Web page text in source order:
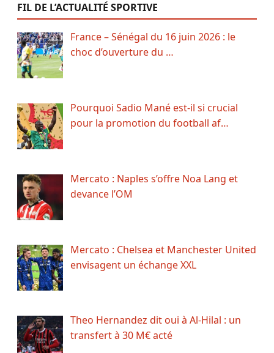
FIL DE L’ACTUALITÉ SPORTIVE
France – Sénégal du 16 juin 2026 : le
choc d’ouverture du …
Pourquoi Sadio Mané est-il si crucial
pour la promotion du football af…
Mercato : Naples s’offre Noa Lang et
devance l’OM
Mercato : Chelsea et Manchester United
envisagent un échange XXL
Theo Hernandez dit oui à Al-Hilal : un
transfert à 30 M€ acté